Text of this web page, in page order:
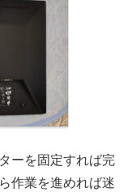
ーを固定すれば完
作業を進めれば迷